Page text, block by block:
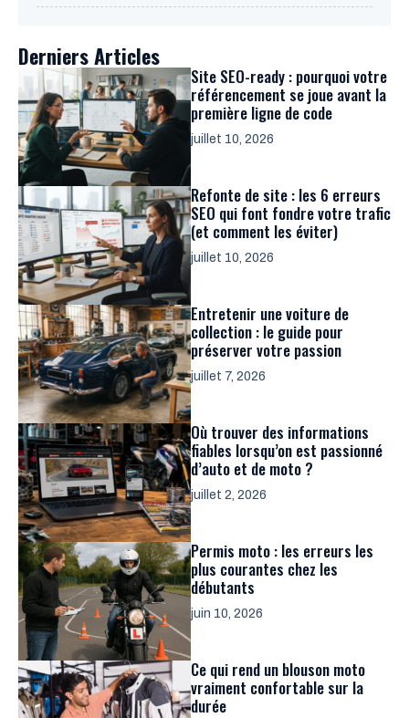
Derniers Articles
Site SEO-ready : pourquoi votre
référencement se joue avant la
première ligne de code
juillet 10, 2026
Refonte de site : les 6 erreurs
SEO qui font fondre votre trafic
(et comment les éviter)
juillet 10, 2026
Entretenir une voiture de
collection : le guide pour
préserver votre passion
juillet 7, 2026
Où trouver des informations
fiables lorsqu’on est passionné
d’auto et de moto ?
juillet 2, 2026
Permis moto : les erreurs les
plus courantes chez les
débutants
juin 10, 2026
Ce qui rend un blouson moto
vraiment confortable sur la
durée